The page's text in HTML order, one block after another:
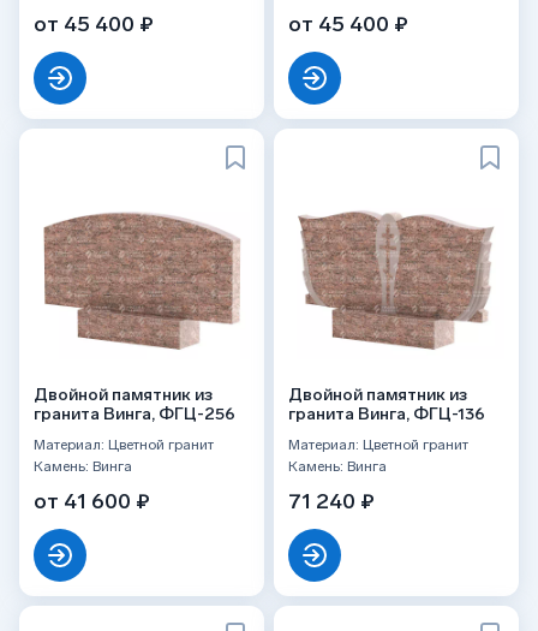
от 45 400 ₽ от 45 400 ₽
Двойной памятник из
гранита Винга, ФГЦ-256
Материал: Цветной гранит
Камень: Винга
от 41 600 ₽
Двойной памятник из
гранита Винга, ФГЦ-136
Материал: Цветной гранит
Камень: Винга
71 240 ₽